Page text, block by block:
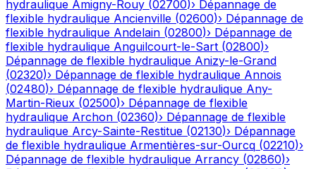
hydraulique Amigny-Rouy (02700)› Dépannage de
flexible hydraulique Ancienville (02600)› Dépannage de
flexible hydraulique Andelain (02800)› Dépannage de
flexible hydraulique Anguilcourt-le-Sart (02800)›
Dépannage de flexible hydraulique Anizy-le-Grand
(02320)› Dépannage de flexible hydraulique Annois
(02480)› Dépannage de flexible hydraulique Any-
Martin-Rieux (02500)› Dépannage de flexible
hydraulique Archon (02360)› Dépannage de flexible
hydraulique Arcy-Sainte-Restitue (02130)› Dépannage
de flexible hydraulique Armentières-sur-Ourcq (02210)›
Dépannage de flexible hydraulique Arrancy (02860)›